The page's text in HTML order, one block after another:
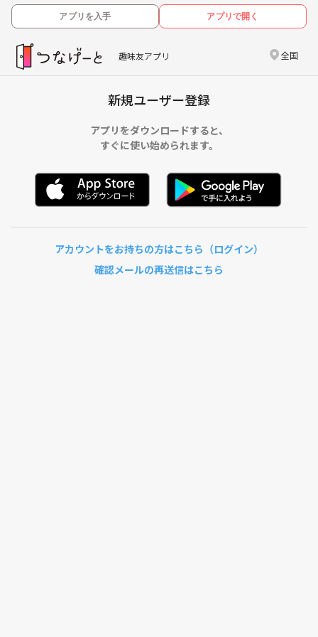
アプリを入手 アプリで開く
趣味友アプリ 全国
新規ユーザー登録
アプリをダウンロードすると、
すぐに使い始められます。
アカウントをお持ちの方はこちら（ログイン）
確認メールの再送信はこちら